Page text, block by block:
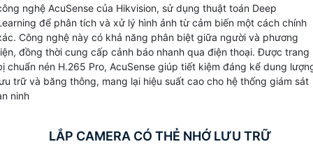
nghệ AcuSense của Hikvision, sử dụng thuật toán Deep
để phân tích và xử lý hình ảnh từ cảm biến một cách chính
Công nghệ này có khả năng phân biệt giữa người và phương
đồng thời cung cấp cảnh báo nhanh qua điện thoại. Được trang
chuẩn nén H.265 Pro, AcuSense giúp tiết kiệm đáng kể dung
trữ và băng thông, mang lại hiệu suất cao cho hệ thống giám sát
ninh
LẮP CAMERA CÓ THẺ NHỚ LƯU TRỮ